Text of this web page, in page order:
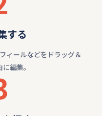
する
ィールなどをドラッグ＆
編集。